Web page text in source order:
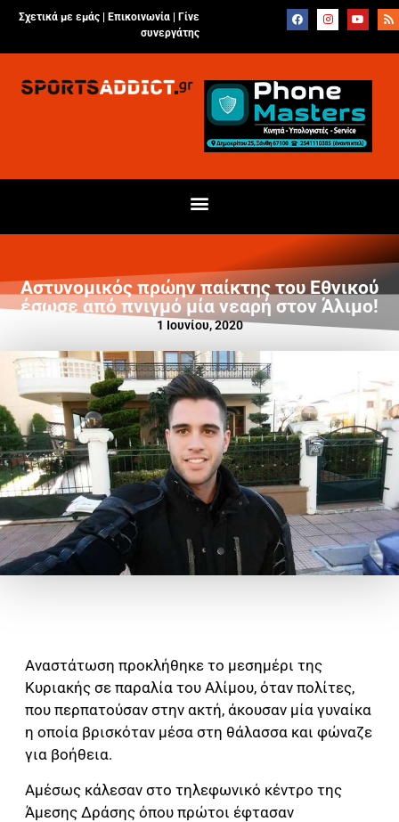
Σχετικά με εμάς | Επικοινωνία
Γίνε
συνεργάτης
Αστυνομικός πρώην παίκτης του Εθνικού
έσωσε από πνιγμό μία νεαρή στον Άλιμο!
1 Ιουνίου, 2020
Αναστάτωση προκλήθηκε το μεσημέρι της
Κυριακής σε παραλία του Αλίμου, όταν πολίτες,
που περπατούσαν στην ακτή, άκουσαν μία γυναίκα
η οποία βρισκόταν μέσα στη θάλασσα και φώναζε
για βοήθεια.
Αμέσως κάλεσαν στο τηλεφωνικό κέντρο της
Άμεσης Δράσης όπου πρώτοι έφτασαν